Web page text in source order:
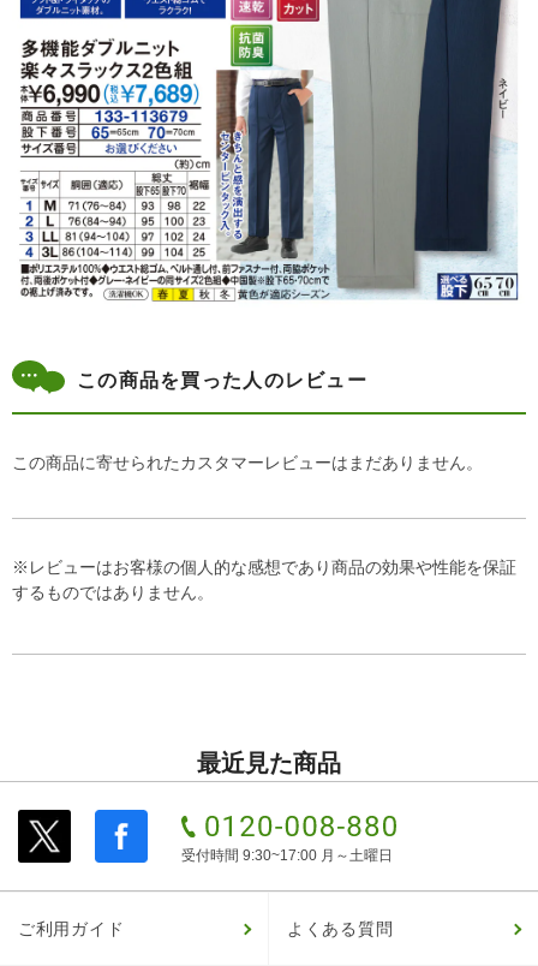
この商品を買った人のレビュー
この商品に寄せられたカスタマーレビューはまだありません。
※レビューはお客様の個人的な感想であり商品の効果や性能を保証
するものではありません。
最近見た商品
受付時間 9:30~17:00 月～土曜日
ご利用ガイド よくある質問